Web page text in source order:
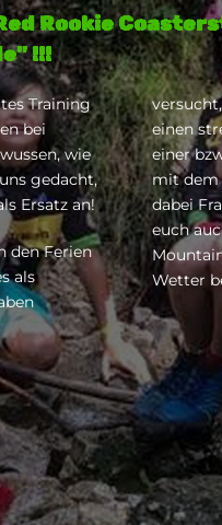
Rookie
!!!
Training
bei
wie
gedacht,
Ersatz an!
den Ferien
als
einen
einer
mit dem
dabei
euch
Wetter